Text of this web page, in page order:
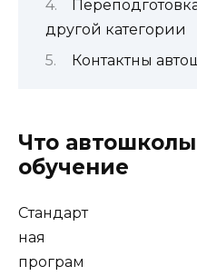
другой категории
Контактны
Что
обучение
Стандарт
ная
програм